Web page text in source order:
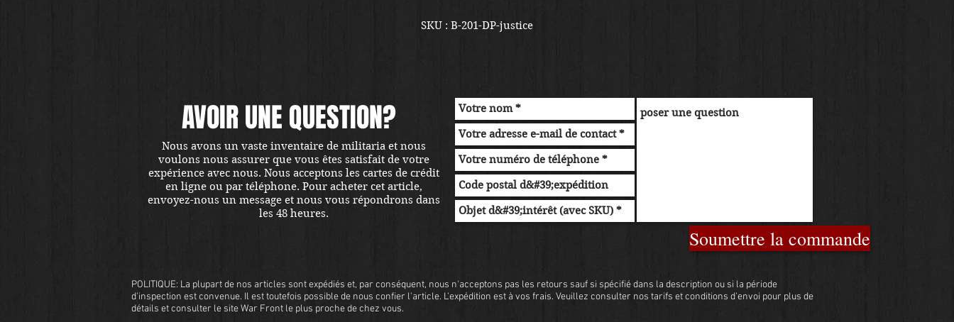
SKU : B-201-DP-justice
AVOIR UNE QUESTION?
Nous avons un vaste inventaire de militaria et nous
voulons nous assurer que vous êtes satisfait de votre
expérience avec nous. Nous acceptons les cartes de crédit
en ligne ou par téléphone. Pour acheter cet article,
envoyez-nous un message et nous vous répondrons dans
les 48 heures.
Soumettre la commande
POLITIQUE: La plupart de nos articles sont expédiés et, par conséquent, nous n'acceptons pas les retours sauf si spécifié dans la description ou si la période
d'inspection est convenue. Il est toutefois possible de nous confier l'article. L'expédition est à vos frais. Veuillez consulter nos tarifs et conditions d'envoi pour plus de
détails et consulter le site War Front le plus proche de chez vous.